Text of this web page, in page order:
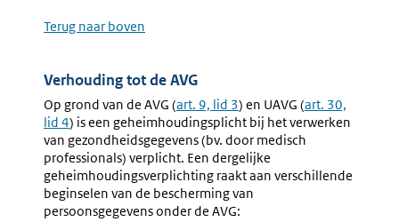
Terug naar boven
Verhouding tot de AVG
Op grond van de AVG (Externe
link:
art. 9, lid 3) en UAVG (Externe
link:
art. 30,
lid 4) is een geheimhoudingsplicht bij het verwerken
van gezondheidsgegevens (bv. door medisch
professionals) verplicht. Een dergelijke
geheimhoudingsverplichting raakt aan verschillende
beginselen van de bescherming van
persoonsgegevens onder de AVG: